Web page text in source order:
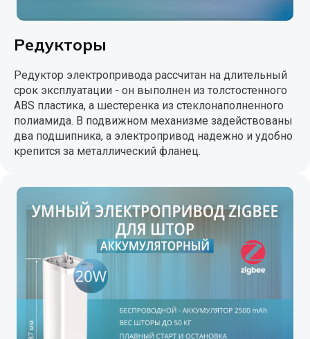
Редукторы
Редуктор электропривода рассчитан на длительный
срок эксплуатации - он выполнен из толстостенного
ABS пластика, а шестеренка из стеклонаполненного
полиамида. В подвижном механизме задействованы
два подшипника, а электропривод надежно и удобно
крепится за металлический фланец.